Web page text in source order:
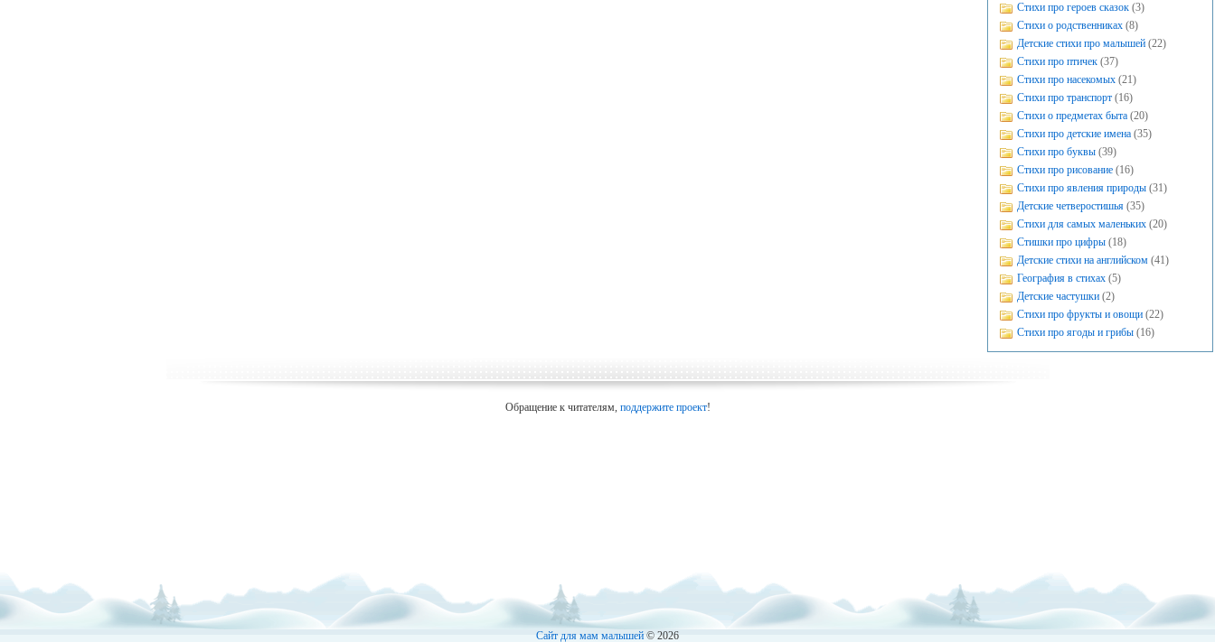
Стихи про героев сказок (3)
Стихи о родственниках (8)
Детские стихи про малышей (22)
Стихи про птичек (37)
Стихи про насекомых (21)
Стихи про транспорт (16)
Стихи о предметах быта (20)
Стихи про детские имена (35)
Стихи про буквы (39)
Стихи про рисование (16)
Стихи про явления природы (31)
Детские четверостишья (35)
Стихи для самых маленьких (20)
Стишки про цифры (18)
Детские стихи на английском (41)
География в стихах (5)
Детские частушки (2)
Стихи про фрукты и овощи (22)
Стихи про ягоды и грибы (16)
Обращение к читателям, поддержите проект!
Сайт для мам малышей© 2026